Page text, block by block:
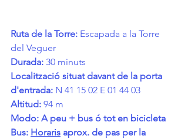
Ruta de la Torre: Escapada a la Torre
del Veguer
Durada: 30 minuts
Localització situat davant de la porta
d'entrada: N 41 15 02 E 01 44 03
Altitud: 94 m
Modo: A peu + bus ó tot en bicicleta
Bus: Horaris aprox. de pas per la